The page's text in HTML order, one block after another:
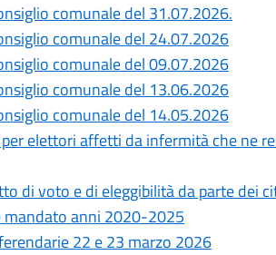
comunale del 31.07.2026.
comunale del 24.07.2026
comunale del 09.07.2026
comunale del 13.06.2026
comunale del 14.05.2026
elettori affetti da infermità che ne
di voto e di eleggibilità da parte dei
mandato anni 2020-2025
22 e 23 marzo 2026